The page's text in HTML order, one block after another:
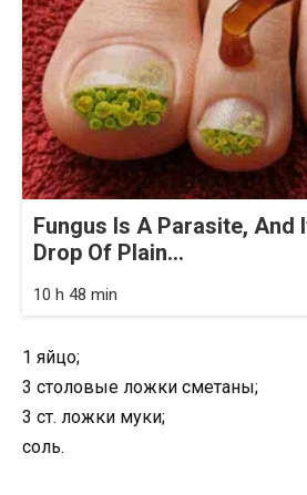
Fungus Is A Parasite, And
Drop Of Plain...
10 h 48 min
1 яйцо;
3 столовые ложки сметаны;
3 ст. ложки муки;
соль.